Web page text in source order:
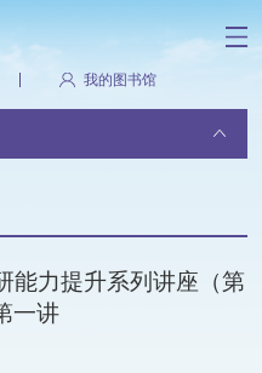
我的图书馆
能力提升系列讲座（第
一讲